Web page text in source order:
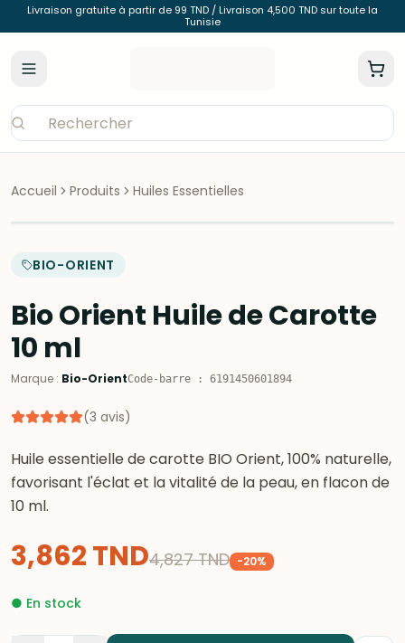
Livraison gratuite à partir de 99 TND / Livraison 4,500 TND sur toute la
Tunisie
Accueil Produits Huiles Essentielles
BIO-ORIENT
Bio Orient Huile de Carotte
10 ml
Marque : Bio-OrientCode-barre : 6191450601894
(3 avis)
Huile essentielle de carotte BIO Orient, 100% naturelle,
favorisant l'éclat et la vitalité de la peau, en flacon de
10 ml.
3,862TND4,827 TND -20%
● En stock